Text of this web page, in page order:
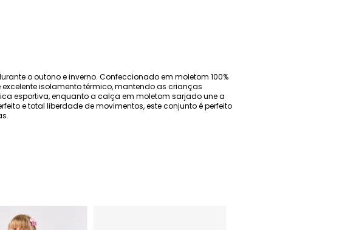
o outono e inverno. Confeccionado em moletom 100%
isolamento térmico, mantendo as crianças
esportiva, enquanto a calça em moletom sarjado une a
e total liberdade de movimentos, este conjunto é perfeito